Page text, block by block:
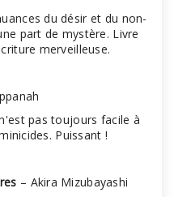
du désir et du non-
part de mystère. Livre
merveilleuse.
pas toujours facile à
Puissant !
– Akira Mizubayashi